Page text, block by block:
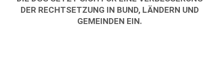
DER RECHTSETZUNG IN BUND, LÄNDERN UND
GEMEINDEN EIN.